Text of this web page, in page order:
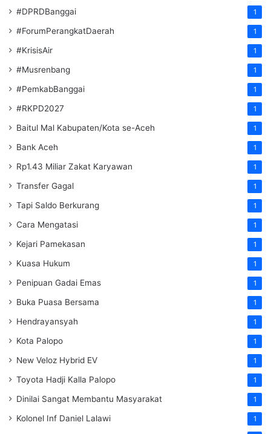
#DPRDBanggai 1
#ForumPerangkatDaerah 1
#KrisisAir 1
#Musrenbang 1
#PemkabBanggai 1
#RKPD2027 1
Baitul Mal Kabupaten/Kota se-Aceh 1
Bank Aceh 1
Rp1.43 Miliar Zakat Karyawan 1
Transfer Gagal 1
Tapi Saldo Berkurang 1
Cara Mengatasi 1
Kejari Pamekasan 1
Kuasa Hukum 1
Penipuan Gadai Emas 1
Buka Puasa Bersama 1
Hendrayansyah 1
Kota Palopo 1
New Veloz Hybrid EV 1
Toyota Hadji Kalla Palopo 1
Dinilai Sangat Membantu Masyarakat 1
Kolonel Inf Daniel Lalawi 1